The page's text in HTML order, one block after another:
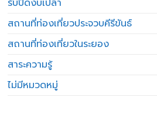
รับปิดงบเปล่า
สถานที่ท่องเที่ยวประจวบคีรีขันธ์
สถานที่ท่องเที่ยวในระยอง
สาระความรู้
ไม่มีหมวดหมู่